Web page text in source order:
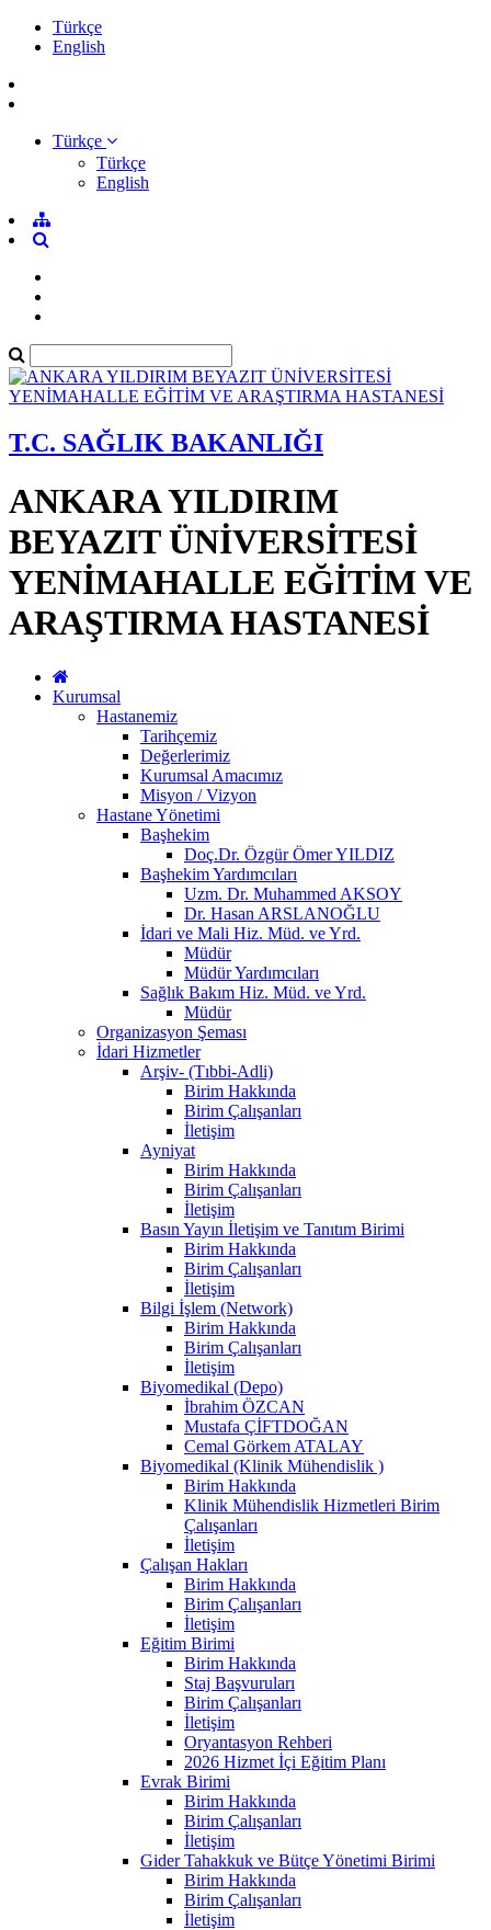
Türkçe
English
Türkçe
Türkçe
English
T.C. SAĞLIK BAKANLIĞI
ANKARA YILDIRIM
BEYAZIT ÜNİVERSİTESİ
YENİMAHALLE EĞİTİM VE
ARAŞTIRMA HASTANESİ
Kurumsal
Hastanemiz
Tarihçemiz
Değerlerimiz
Kurumsal Amacımız
Misyon / Vizyon
Hastane Yönetimi
Başhekim
Doç.Dr. Özgür Ömer YILDIZ
Başhekim Yardımcıları
Uzm. Dr. Muhammed AKSOY
Dr. Hasan ARSLANOĞLU
İdari ve Mali Hiz. Müd. ve Yrd.
Müdür
Müdür Yardımcıları
Sağlık Bakım Hiz. Müd. ve Yrd.
Müdür
Organizasyon Şeması
İdari Hizmetler
Arşiv- (Tıbbi-Adli)
Birim Hakkında
Birim Çalışanları
İletişim
Ayniyat
Birim Hakkında
Birim Çalışanları
İletişim
Basın Yayın İletişim ve Tanıtım Birimi
Birim Hakkında
Birim Çalışanları
İletişim
Bilgi İşlem (Network)
Birim Hakkında
Birim Çalışanları
İletişim
Biyomedikal (Depo)
İbrahim ÖZCAN
Mustafa ÇİFTDOĞAN
Cemal Görkem ATALAY
Biyomedikal (Klinik Mühendislik )
Birim Hakkında
Klinik Mühendislik Hizmetleri Birim
Çalışanları
İletişim
Çalışan Hakları
Birim Hakkında
Birim Çalışanları
İletişim
Eğitim Birimi
Birim Hakkında
Staj Başvuruları
Birim Çalışanları
İletişim
Oryantasyon Rehberi
2026 Hizmet İçi Eğitim Planı
Evrak Birimi
Birim Hakkında
Birim Çalışanları
İletişim
Gider Tahakkuk ve Bütçe Yönetimi Birimi
Birim Hakkında
Birim Çalışanları
İletişim